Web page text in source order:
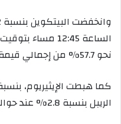
الساعة 12:45
نحو 57.7% من إجمالي قيمة سوق العملات المشفرة.
الريبل بنسبة 2.8% عند حوالي 2.866 دولار.